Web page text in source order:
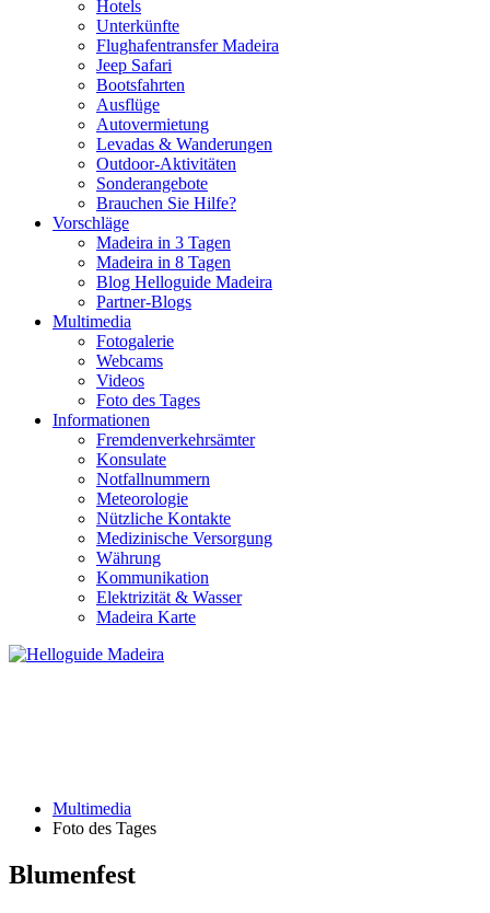
Hotels
Unterkünfte
Flughafentransfer Madeira
Jeep Safari
Bootsfahrten
Ausflüge
Autovermietung
Levadas & Wanderungen
Outdoor-Aktivitäten
Sonderangebote
Brauchen Sie Hilfe?
Vorschläge
Madeira in 3 Tagen
Madeira in 8 Tagen
Blog Helloguide Madeira
Partner-Blogs
Multimedia
Fotogalerie
Webcams
Videos
Foto des Tages
Informationen
Fremdenverkehrsämter
Konsulate
Notfallnummern
Meteorologie
Nützliche Kontakte
Medizinische Versorgung
Währung
Kommunikation
Elektrizität & Wasser
Madeira Karte
Multimedia
Foto des Tages
Blumenfest